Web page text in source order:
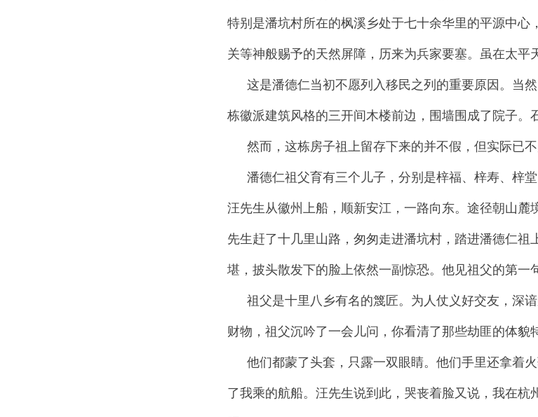
特别是潘坑村所在的枫溪乡处于七十余华里的平源中
关等神般赐予的天然屏障，历来为兵家要塞。虽在太平
这是潘德仁当初不愿列入移民之列的重要原因。当
栋徽派建筑风格的三开间木楼前边，围墙围成了院子。
然而，这栋房子祖上留存下来的并不假，但实际已不
潘德仁祖父育有三个儿子，分别是梓福、梓寿、梓
汪先生从徽州上船，顺新安江，一路向东。途径朝山
先生赶了十几里山路，匆匆走进潘坑村，踏进潘德仁
堪，披头散发下的脸上依然一副惊恐。他见祖父的第一
祖父是十里八乡有名的篾匠。为人仗义好交友，深
财物，祖父沉吟了一会儿问，你看清了那些劫匪的体貌
他们都蒙了头套，只露一双眼睛。他们手里还拿着
了我乘的航船。汪先生说到此，哭丧着脸又说，我在